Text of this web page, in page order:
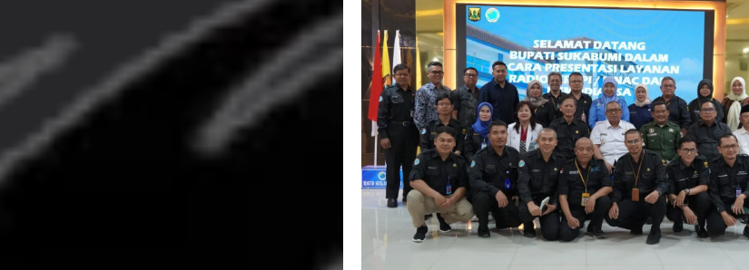
Wujud Kepedulian Polri, Kapolresta Sumenep Koordinasikan dan
Sentosa 2 ke Posko Pusat Tg. Perak Surabaya
Agustus 5, 2026
SMA Negeri Nyalindung Sukabumi Diduga Lakukan Pungutan
Bertentangan dengan Edaran Disdik Jabar
Agustus 4, 2026
Ketua Umum FSP Maritim Indonesia Bantah Isu Mogok Nasional
Agustus 3, 2026
Menjalin Harmoni di Tanah Sukaresmi: Kala Mina Padi, P2L,
Agustus 3, 2026